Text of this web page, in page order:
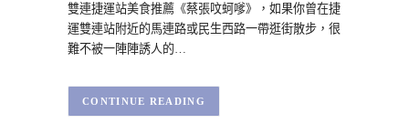
雙連捷運站美食推薦《蔡張呅蚵嗲》，如果你曾在捷
運雙連站附近的馬連路或民生西路一帶逛街散步，很
難不被一陣陣誘人的…
CONTINUE READING